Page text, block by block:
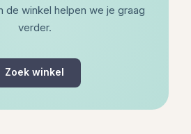
de winkel helpen we je graag
verder.
Zoek winkel